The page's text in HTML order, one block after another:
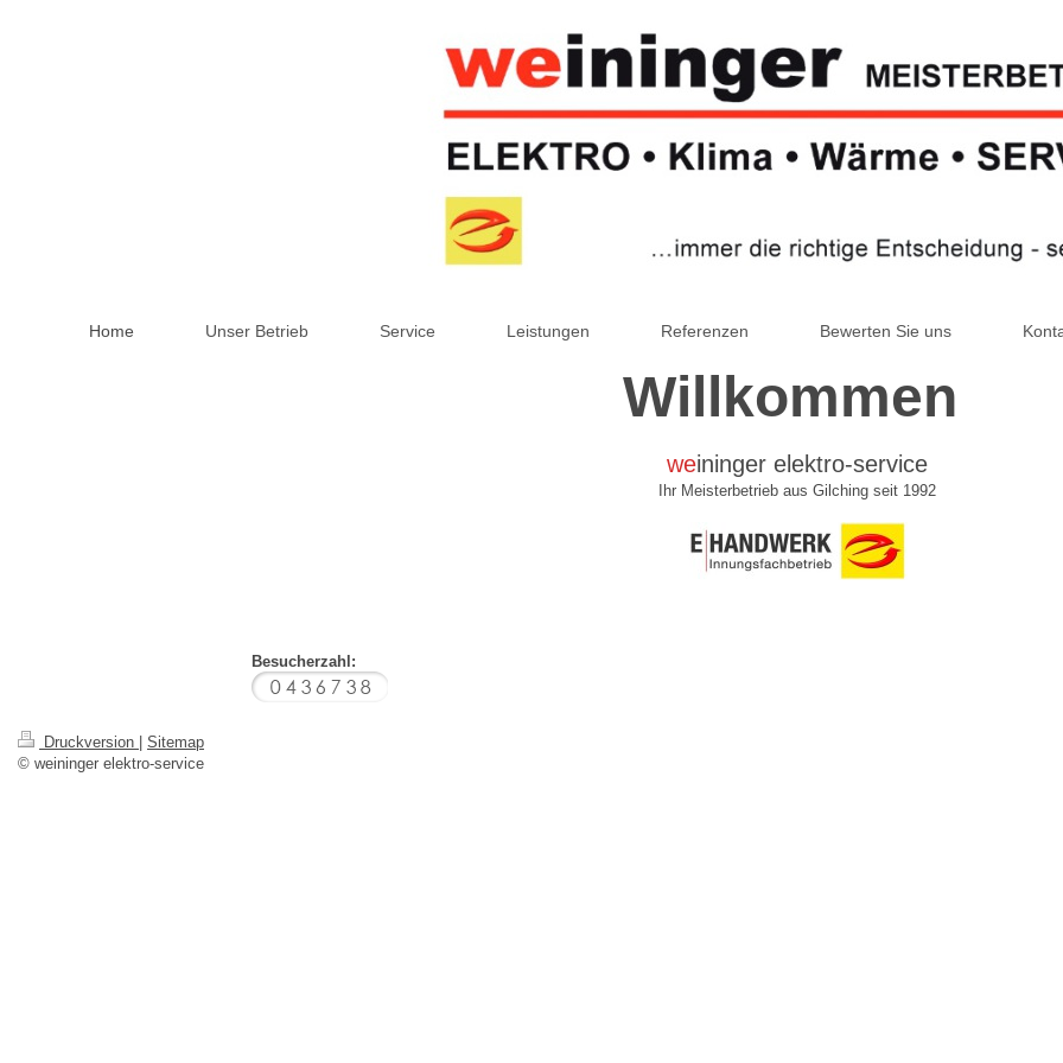
Home Unser Betrieb Service Leistungen Referenzen Bewerten Sie uns
Willkommen
weininger elektro-service
Ihr Meisterbetrieb aus Gilching seit 1992
Besucherzahl:
Druckversion | Sitemap
© weininger elektro-service